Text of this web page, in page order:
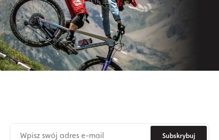
Subskrybuj